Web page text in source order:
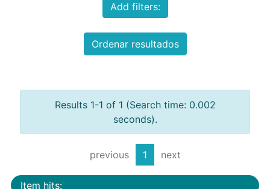
Add filters:
Ordenar resultados
Results 1-1 of 1 (Search time: 0.002
seconds).
previous 1 next
Item hits: